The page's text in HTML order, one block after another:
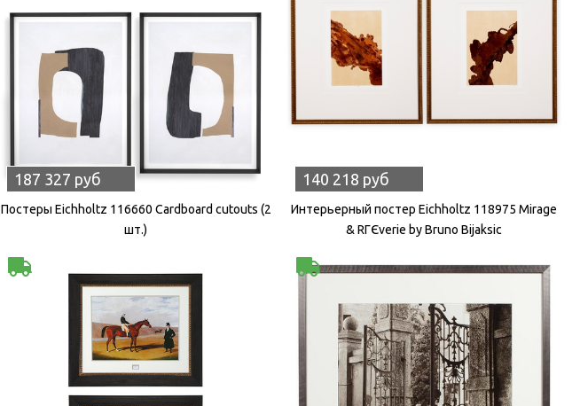
187 327 руб
Постеры Eichholtz 116660 Cardboard cutouts (2
шт.)
140 218 руб
Интерьерный постер Eichholtz 118975 Mirage
& RГЄverie by Bruno Bijaksic